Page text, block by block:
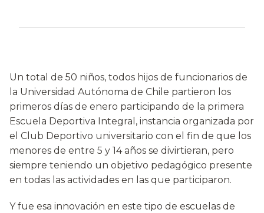
Un total de 50 niños, todos hijos de funcionarios de
la Universidad Autónoma de Chile partieron los
primeros días de enero participando de la primera
Escuela Deportiva Integral, instancia organizada por
el Club Deportivo universitario con el fin de que los
menores de entre 5 y 14 años se divirtieran, pero
siempre teniendo un objetivo pedagógico presente
en todas las actividades en las que participaron.
Y fue esa innovación en este tipo de escuelas de